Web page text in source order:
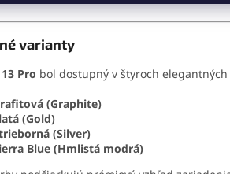
varianty
Pro bol dostupný v štyroch
(Graphite)
(Gold)
(Silver)
Blue (Hmlistá modrá)